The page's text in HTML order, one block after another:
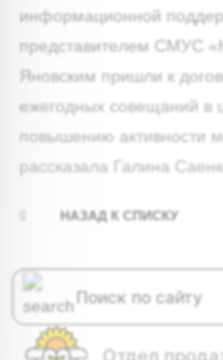
информационной
представителем СМУС
Яновским пришли к
ежегодных совещаний в
повышению активности
рассказала Галина
НАЗАД К СПИСКУ